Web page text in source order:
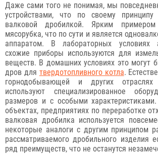
Даже сами того не понимая, мы
устройствами, что по своему
валковой дробилкой. Ярким
мясорубка, что по сути и является
аппаратом. В лабораторных условиях
схожие приборы используются для
веществ. В домашних условиях это могут
дров для твердотопливного котла.
горнодобывающей и других отраслях
используют специализированное
размеров и с особыми
объектах, предприятиях по переработке
валковая дробилка используется
некоторые аналоги с другим принципом
рассматриваемого дробильного изделия
ряд преимуществ, что не останутся